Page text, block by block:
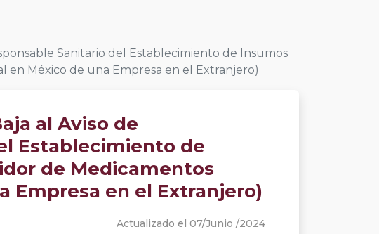
Sanitario del Establecimiento de Insumos
en México de una Empresa en el Extranjero)
al Aviso de
Establecimiento de
de Medicamentos
Empresa en el Extranjero)
Actualizado el 07/Junio /2024